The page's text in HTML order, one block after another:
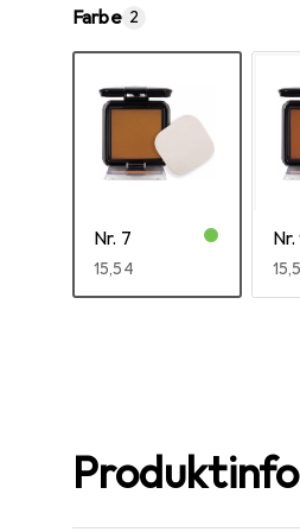
Farbe 2
Nr. 7
EUR
15,54
Nr.